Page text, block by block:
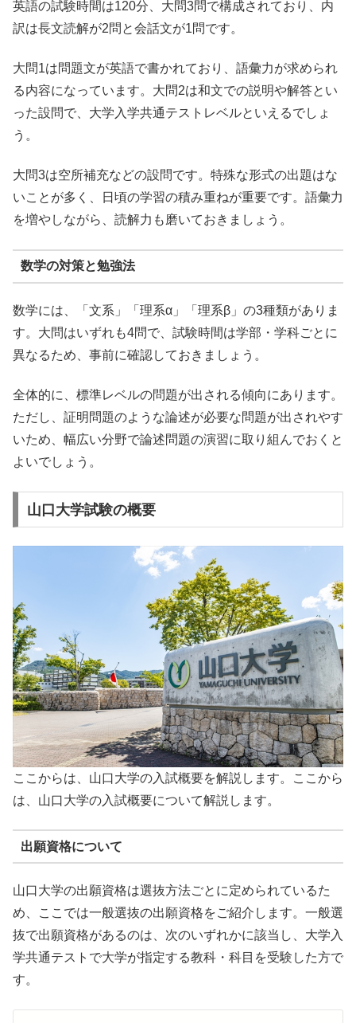
英語の試験時間は120分、大問3問で構成されており、内
訳は長文読解が2問と会話文が1問です。
大問1は問題文が英語で書かれており、語彙力が求められ
る内容になっています。大問2は和文での説明や解答とい
った設問で、大学入学共通テストレベルといえるでしょ
う。
大問3は空所補充などの設問です。特殊な形式の出題はな
いことが多く、日頃の学習の積み重ねが重要です。語彙力
を増やしながら、読解力も磨いておきましょう。
数学の対策と勉強法
数学には、「文系」「理系α」「理系β」の3種類がありま
す。大問はいずれも4問で、試験時間は学部・学科ごとに
異なるため、事前に確認しておきましょう。
全体的に、標準レベルの問題が出される傾向にあります。
ただし、証明問題のような論述が必要な問題が出されやす
いため、幅広い分野で論述問題の演習に取り組んでおくと
よいでしょう。
山口大学試験の概要
ここからは、山口大学の入試概要を解説します。ここから
は、山口大学の入試概要について解説します。
出願資格について
山口大学の出願資格は選抜方法ごとに定められているた
め、ここでは一般選抜の出願資格をご紹介します。一般選
抜で出願資格があるのは、次のいずれかに該当し、大学入
学共通テストで大学が指定する教科・科目を受験した方で
す。